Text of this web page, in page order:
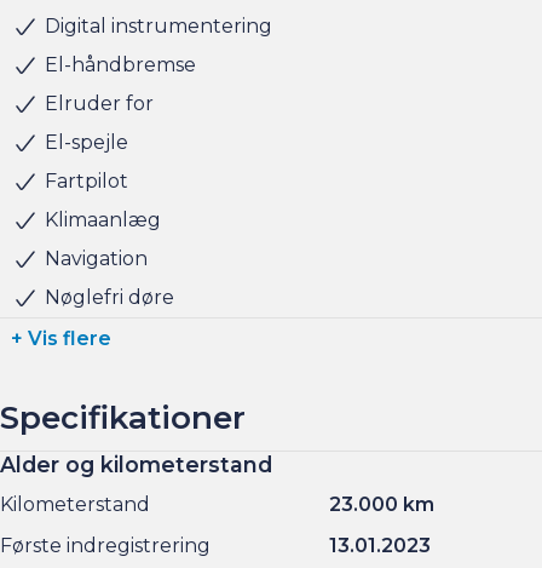
Altid 100 brugte biler på lager !
BILEN STÅR HOS ANDERSEN & MARTINI - TAASTRUP
Digital instrumentering
El-håndbremse
Elruder for
El-spejle
Fartpilot
Klimaanlæg
Navigation
Nøglefri døre
+ Vis flere
Specifikationer
Alder og kilometerstand
Kilometerstand
23.000 km
Første indregistrering
13.01.2023